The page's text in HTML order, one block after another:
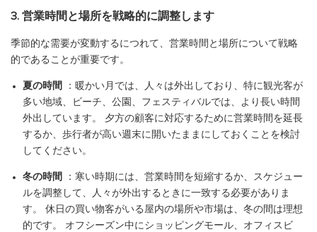
3. 営業時間と場所を戦略的に調整します
季節的な需要が変動するにつれて、営業時間と場所について戦略
的であることが重要です。
夏の時間
：暖かい月では、人々は外出しており、特に観光客が
多い地域、ビーチ、公園、フェスティバルでは、より長い時間
外出しています。 夕方の顧客に対応するために営業時間を延長
するか、歩行者が高い週末に開いたままにしておくことを検討
してください。
冬の時間
：寒い時期には、営業時間を短縮するか、スケジュー
ルを調整して、人々が外出するときに一致する必要がありま
す。 休日の買い物客がいる屋内の場所や市場は、冬の間は理想
的です。 オフシーズン中にショッピングモール、オフィスビ